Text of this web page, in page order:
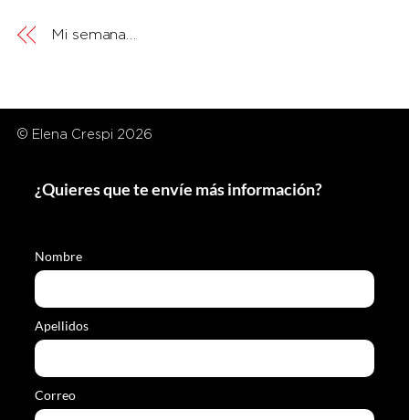
Mi semana…
© Elena Crespi 2026
¿Quieres que te envíe más información?
Nombre
Apellidos
Correo